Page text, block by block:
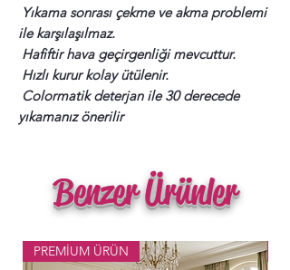
Yıkama sonrası çekme ve akma problemi
ile karşılaşılmaz.
Hafiftir hava geçirgenliği mevcuttur.
Hızlı kurur kolay ütülenir.
Colormatik deterjan ile 30 derecede
yıkamanız önerilir
Benzer Ürünler
PREMİUM ÜRÜN